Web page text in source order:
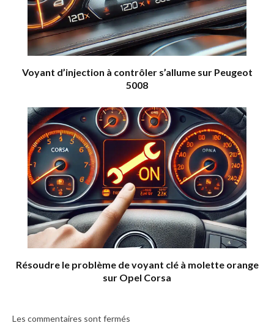
Voyant d’injection à contrôler s’allume sur Peugeot
5008
Résoudre le problème de voyant clé à molette orange
sur Opel Corsa
Les commentaires sont fermés